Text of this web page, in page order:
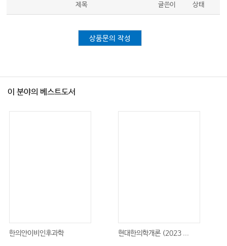
제목 글쓴이 상태
상품문의 작성
이 분야의 베스트도서
한의안이비인후과학 현대한의학개론 (2023 ...